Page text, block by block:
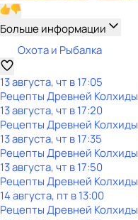
Больше информации
Охота и Рыбалка
13 августа, чт в 17:05
Рецепты Древней Колхиды
13 августа, чт в 17:20
Рецепты Древней Колхиды
13 августа, чт в 17:35
Рецепты Древней Колхиды
13 августа, чт в 17:50
Рецепты Древней Колхиды
14 августа, пт в 13:00
Рецепты Древней Колхиды